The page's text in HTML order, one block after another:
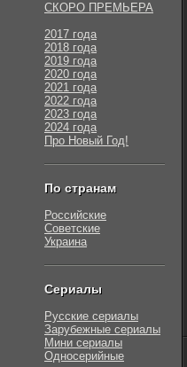
СКОРО ПРЕМЬЕРА
2017 года
2018 года
2019 года
2020 года
2021 года
2022 года
2023 года
2024 года
Про Новый Год!
По странам
Российские
Советские
Украина
Сериалы
Русские сериалы
Зарубежные сериалы
Мини сериалы
Односерийные